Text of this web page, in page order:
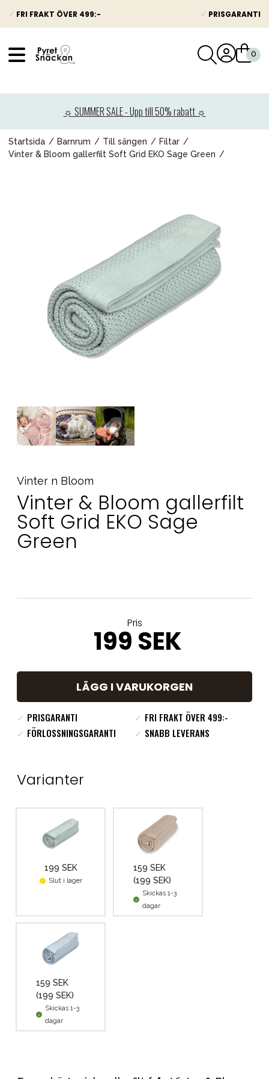
✓ FRI FRAKT ÖVER 499:- ✓ PRISGARANTI
☼ SUMMER SALE - Upp till 50% rabatt ☼
Startsida Barnrum Till sängen
Filtar
Vinter & Bloom gallerfilt Soft Grid EKO Sage Green
Vinter n Bloom
Vinter & Bloom gallerfilt
Soft Grid EKO Sage
Green
Pris
199 SEK
LÄGG I VARUKORGEN
✓ PRISGARANTI ✓ FRI FRAKT ÖVER 499:-
✓ FÖRLOSSNINGSGARANTI ✓ SNABB LEVERANS
Varianter
199 SEK
Slut i lager
159 SEK
(199 SEK)
Skickas 1-3
dagar
159 SEK
(199 SEK)
Skickas 1-3
dagar
Barnvagnar
Bilbarnstolar
Förälder
Möbler & bädd
Tillbehör
Reservdelar
Kampanjer
Presenttips
Våra favoriter
Sol och bad Outlet
Kontakta oss